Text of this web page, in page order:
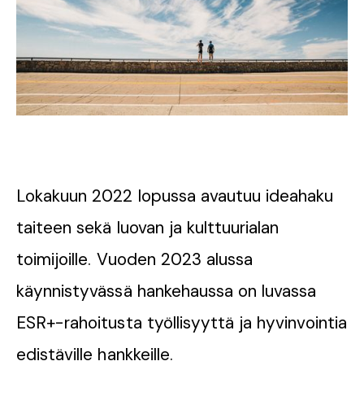
Lokakuun 2022 lopussa avautuu ideahaku
taiteen sekä luovan ja kulttuurialan
toimijoille. Vuoden 2023 alussa
käynnistyvässä hankehaussa on luvassa
ESR+-rahoitusta työllisyyttä ja hyvinvointia
edistäville hankkeille.